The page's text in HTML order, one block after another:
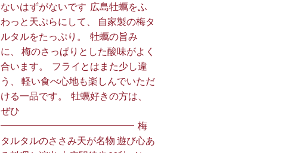
ないはずがないです ⁡ 広島牡蠣をふ
わっと天ぷらにして、 自家製の梅タ
ルタルをたっぷり。 ⁡ 牡蠣の旨み
に、 梅のさっぱりとした酸味がよく
合います。 ⁡ フライとはまた少し違
う、 軽い食べ心地も楽しんでいただ
ける一品です。 ⁡ 牡蠣好きの方は、
ぜひ ⁡
━━━━━━━━━━━━━━ ⁡ 梅
タルタルのささみ天が名物 遊び心あ